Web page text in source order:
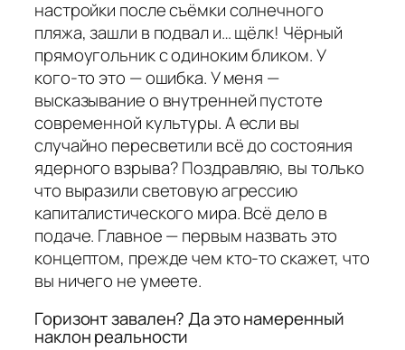
настройки после съёмки солнечного
пляжа, зашли в подвал и… щёлк! Чёрный
прямоугольник с одиноким бликом. У
кого-то это — ошибка. У меня —
высказывание о внутренней пустоте
современной культуры. А если вы
случайно пересветили всё до состояния
ядерного взрыва? Поздравляю, вы только
что выразили световую агрессию
капиталистического мира. Всё дело в
подаче. Главное — первым назвать это
концептом, прежде чем кто-то скажет, что
вы ничего не умеете.
Горизонт завален? Да это намеренный
наклон реальности